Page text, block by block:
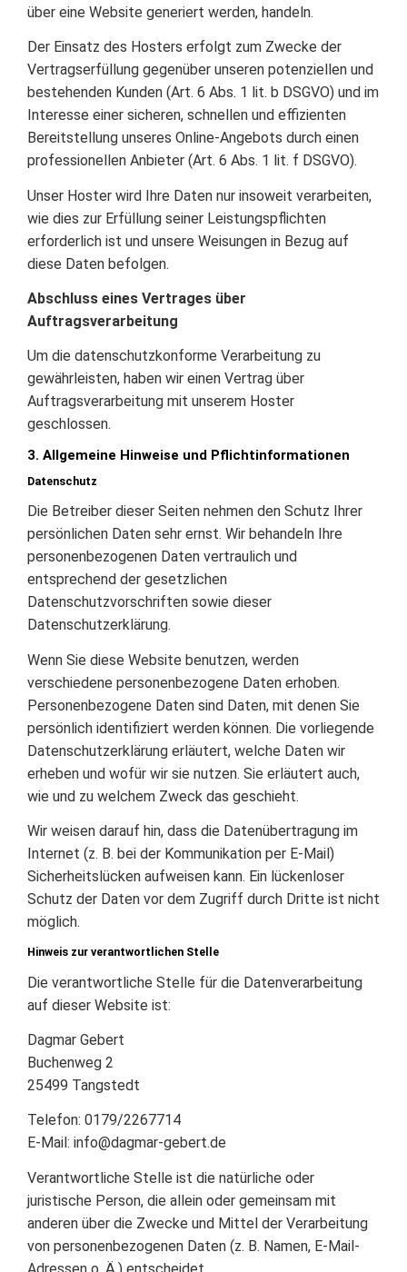
über eine Website generiert werden, handeln.
Der Einsatz des Hosters erfolgt zum Zwecke der
Vertragserfüllung gegenüber unseren potenziellen und
bestehenden Kunden (Art. 6 Abs. 1 lit. b DSGVO) und im
Interesse einer sicheren, schnellen und effizienten
Bereitstellung unseres Online-Angebots durch einen
professionellen Anbieter (Art. 6 Abs. 1 lit. f DSGVO).
Unser Hoster wird Ihre Daten nur insoweit verarbeiten,
wie dies zur Erfüllung seiner Leistungspflichten
erforderlich ist und unsere Weisungen in Bezug auf
diese Daten befolgen.
Abschluss eines Vertrages über
Auftragsverarbeitung
Um die datenschutzkonforme Verarbeitung zu
gewährleisten, haben wir einen Vertrag über
Auftragsverarbeitung mit unserem Hoster
geschlossen.
3. Allgemeine Hinweise und Pflichtinformationen
Datenschutz
Die Betreiber dieser Seiten nehmen den Schutz Ihrer
persönlichen Daten sehr ernst. Wir behandeln Ihre
personenbezogenen Daten vertraulich und
entsprechend der gesetzlichen
Datenschutzvorschriften sowie dieser
Datenschutzerklärung.
Wenn Sie diese Website benutzen, werden
verschiedene personenbezogene Daten erhoben.
Personenbezogene Daten sind Daten, mit denen Sie
persönlich identifiziert werden können. Die vorliegende
Datenschutzerklärung erläutert, welche Daten wir
erheben und wofür wir sie nutzen. Sie erläutert auch,
wie und zu welchem Zweck das geschieht.
Wir weisen darauf hin, dass die Datenübertragung im
Internet (z. B. bei der Kommunikation per E-Mail)
Sicherheitslücken aufweisen kann. Ein lückenloser
Schutz der Daten vor dem Zugriff durch Dritte ist nicht
möglich.
Hinweis zur verantwortlichen Stelle
Die verantwortliche Stelle für die Datenverarbeitung
auf dieser Website ist:
Dagmar Gebert
Buchenweg 2
25499 Tangstedt
Telefon: 0179/2267714
E-Mail: info@dagmar-gebert.de
Verantwortliche Stelle ist die natürliche oder
juristische Person, die allein oder gemeinsam mit
anderen über die Zwecke und Mittel der Verarbeitung
von personenbezogenen Daten (z. B. Namen, E-Mail-